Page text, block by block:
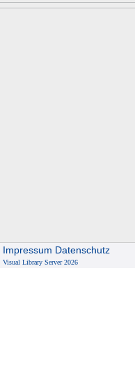
Impressum Datenschutz
Visual Library Server 2026